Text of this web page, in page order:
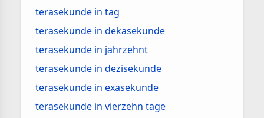
terasekunde in tag
terasekunde in dekasekunde
terasekunde in jahrzehnt
terasekunde in dezisekunde
terasekunde in exasekunde
terasekunde in vierzehn tage